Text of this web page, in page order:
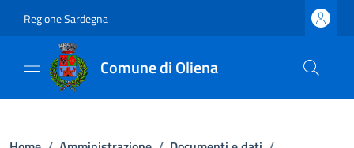
Regione Sardegna
Comune di Oliena